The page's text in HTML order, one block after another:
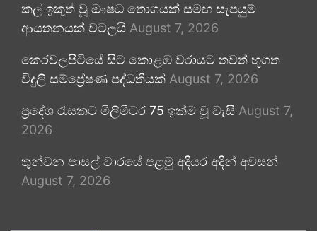
කල් ඉකුත් වූ ඖෂධ තොගයක් සමඟ සැපයුම්
ආයතනයක් වටලයි August 7, 2026
කෙරවලපිටියේ සිට කොළඹ වරායට තවත් භූගත
විදුලි සම්ප්‍රේෂණ පද්ධතියක් August 7, 2026
ප්‍රදේශ රැසකට මිලිමීටර 75 ඉක්ම වූ වැසි August 7,
2026
තුන්වන පාසල් වාරයේ පළමු අදියර අදින් අවසන්
August 7, 2026